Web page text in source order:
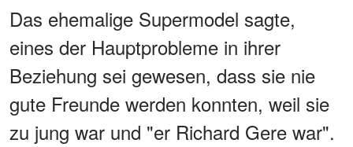
Das ehemalige Supermodel sagte,
eines der Hauptprobleme in ihrer
Beziehung sei gewesen, dass sie nie
gute Freunde werden konnten, weil sie
zu jung war und "er Richard Gere war".